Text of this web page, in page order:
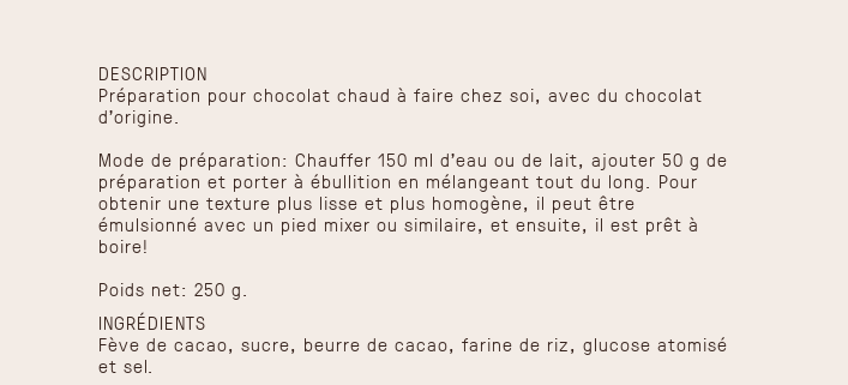
DESCRIPTION
Préparation pour chocolat chaud à faire chez soi, avec du chocolat
d'origine.
Mode de préparation: Chauffer 150 ml d'eau ou de lait, ajouter 50 g de
préparation et porter à ébullition en mélangeant tout du long. Pour
obtenir une texture plus lisse et plus homogène, il peut être
émulsionné avec un pied mixer ou similaire, et ensuite, il est prêt à
boire!
Poids net: 250 g.
INGRÉDIENTS
Fève de cacao, sucre, beurre de cacao, farine de riz, glucose atomisé
et sel.